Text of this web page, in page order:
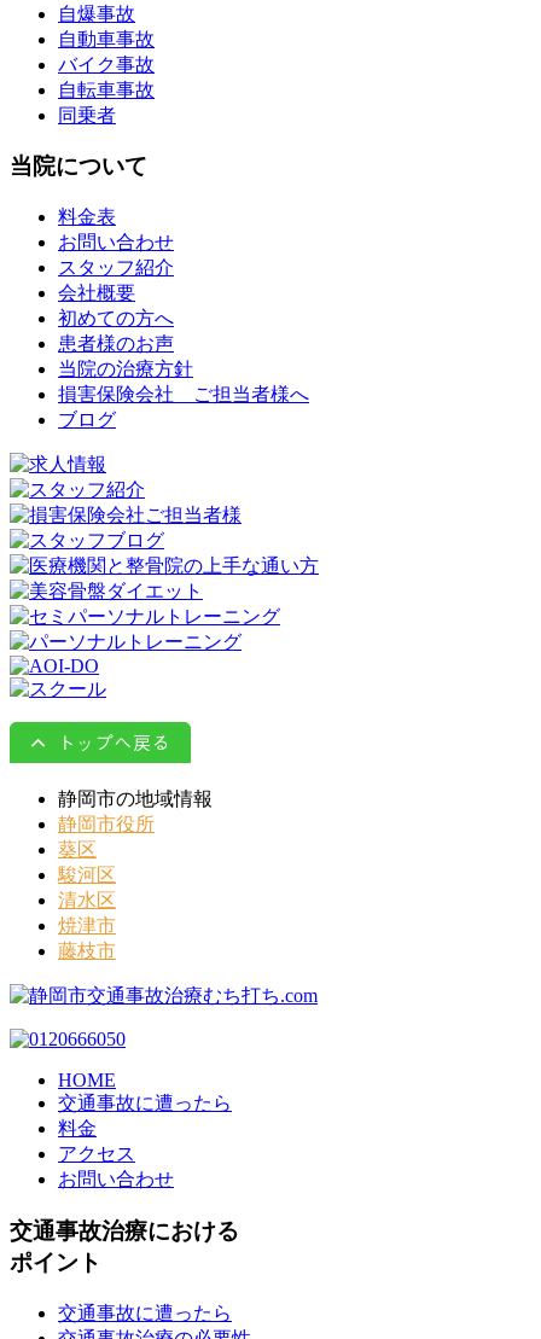
自爆事故
自動車事故
バイク事故
自転車事故
同乗者
当院について
料金表
お問い合わせ
スタッフ紹介
会社概要
初めての方へ
患者様のお声
当院の治療方針
損害保険会社 ご担当者様へ
ブログ
静岡市の地域情報
静岡市役所
葵区
駿河区
清水区
焼津市
藤枝市
HOME
交通事故に遭ったら
料金
アクセス
お問い合わせ
交通事故治療における
ポイント
交通事故に遭ったら